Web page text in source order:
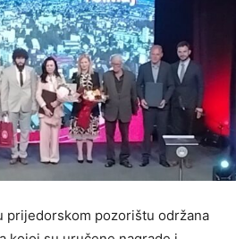
prijedorskom pozorištu održana